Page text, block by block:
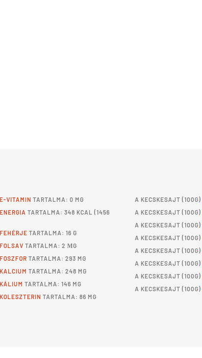
E-VITAMIN TARTALMA: 0 MG
ENERGIA TARTALMA: 348 KCAL (1456
FEHÉRJE TARTALMA: 16 G
FOLSAV TARTALMA: 2 ΜG
FOSZFOR TARTALMA: 293 MG
KALCIUM TARTALMA: 248 MG
KÁLIUM TARTALMA: 146 MG
KOLESZTERIN TARTALMA: 86 MG
A KECSKESAJT (100G)
A KECSKESAJT (100G)
A KECSKESAJT (100G)
A KECSKESAJT (100G)
A KECSKESAJT (100G)
A KECSKESAJT (100G)
A KECSKESAJT (100G)
A KECSKESAJT (100G)